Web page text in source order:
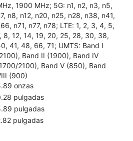
1900 MHz; 5G: n1, n2, n3, n5,
n8, n12, n20, n25, n28, n38, n41,
n71, n77, n78; LTE: 1, 2, 3, 4, 5,
8, 12, 14, 19, 20, 25, 28, 30, 38,
41, 48, 66, 71; UMTS: Band I
Band II (1900), Band IV
2100), Band V (850), Band
(900)
onzas
pulgadas
pulgadas
pulgadas